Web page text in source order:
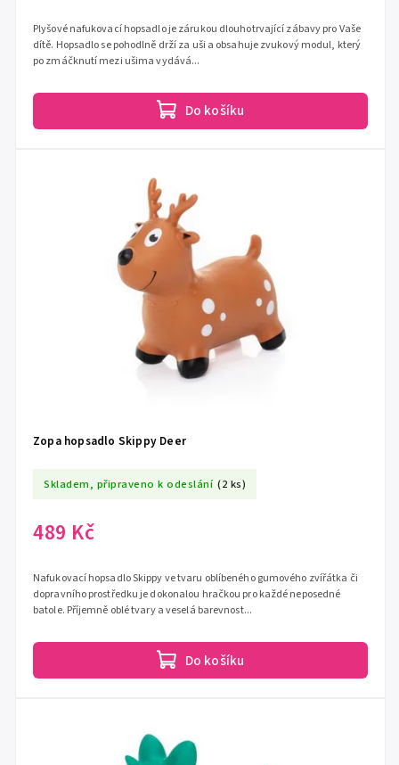
Do košíku
Plyšové nafukovací hopsadlo je zárukou dlouhotrvající zábavy pro Vaše
dítě. Hopsadlo se pohodlně drží za uši a obsahuje zvukový modul, který
po zmáčknutí mezi ušima vydává...
Zopa hopsadlo Skippy Deer
Skladem, připraveno k odeslání (2 ks)
489 Kč
Do košíku
Nafukovací hopsadlo Skippy ve tvaru oblíbeného gumového zvířátka či
dopravního prostředku je dokonalou hračkou pro každé neposedné
batole. Příjemně oblé tvary a veselá barevnost...